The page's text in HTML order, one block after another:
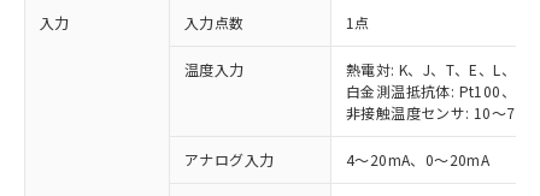
入力 入力点数 1点
温度入力
熱電対: K、J、T、E、L、U
白金測温抵抗体: Pt100、
非接触温度センサ: 10～
アナログ入力 4～20mA、0～20mA